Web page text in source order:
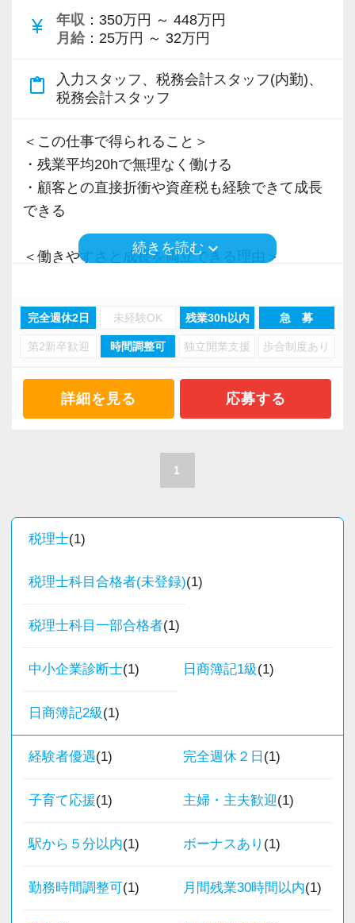
Q. 当事務所を選んだ理由は？
A. 幅広い業務を経験できる点に魅力を感じ、入
所を決めました。
A. さまざまな業務を任せてもらえるので、以前
より成長スピードが上がったと感じています。
Q. 職場の雰囲気は？
A. 上司や先輩に相談しやすく、風通しの良い職
場だと感じています。
・税務経験を活かして成長したい方
・キャリアアップ志向のある方
・顧客対応や提案業務に挑戦したい方
・資産税など専門性を高めたい方
・仕事内容やキャリアを相談可
・納得後に選考へ進めます
・半年～1年の調整も可能
まずはカジュアル面談からでも歓迎です
currency_yen 年収 ：350万円 ～ 448万円
月給 ：25万円 ～ 32万円
content_paste
入力スタッフ、税務会計スタッフ(内勤)、
税務会計スタッフ
＜この仕事で得られること＞
・残業平均20hで無理なく働ける
・顧客との直接折衝や資産税も経験できて成長
できる
＜働きやすさと成長を両立できる理由＞
・分業体制で業務負担を軽減
・顧客対応や提案業務に集中可能
・資産税や相続など専門性の高い案件あり
・経験値が自然と積み上がる環境
・年間休日125日以上
・男性の育休取得率100％
・全席デュアルモニタ完備
＜幅広い経験・成長環境＞
・9割が紹介の安定基盤
・個人～大企業まで幅広く経験可能
・税務顧問＋資産税に関与
・相続／事業承継／M&Aにも対応
＜成長中の税理士法人＞
・従業員240名以上に拡大
・会計・税務・財務・労務まで対応
続きを読むkeyboard_arrow_down
完全週休2日 未経験OK 残業30h以内 急 募
第2新卒歓迎 時間調整可 独立開業支援 歩合制度あり
詳細を見る 応募する
1
税理士(1)
税理士科目合格者(未登録)(1)
税理士科目一部合格者(1)
中小企業診断士(1) 日商簿記1級(1)
日商簿記2級(1)
経験者優遇(1) 完全週休２日 (1)
子育て応援(1) 主婦・主夫歓迎(1)
駅から５分以内(1) ボーナスあり (1)
勤務時間調整可(1) 月間残業30時間以内(1)